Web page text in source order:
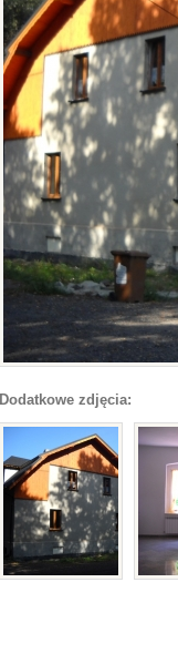
Dodatkowe zdjęcia: